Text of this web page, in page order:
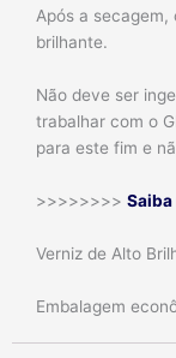
Após a
brilhante.
Não deve ser
trabalhar com o
para este fim e
>>>>>>>> Saiba
Verniz de Alto
Embalagem